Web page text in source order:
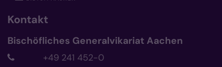
Kontakt
Bischöfliches Generalvikariat Aachen
+49 241 452-0